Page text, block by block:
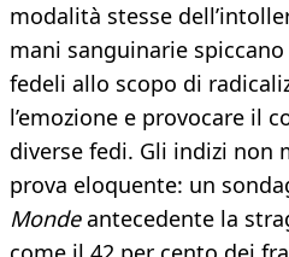
modalità stesse
mani sanguinarie
fedeli allo scopo di
l’emozione e provocare il
diverse fedi. Gli indizi non
prova eloquente: un
Mondeantecedente la